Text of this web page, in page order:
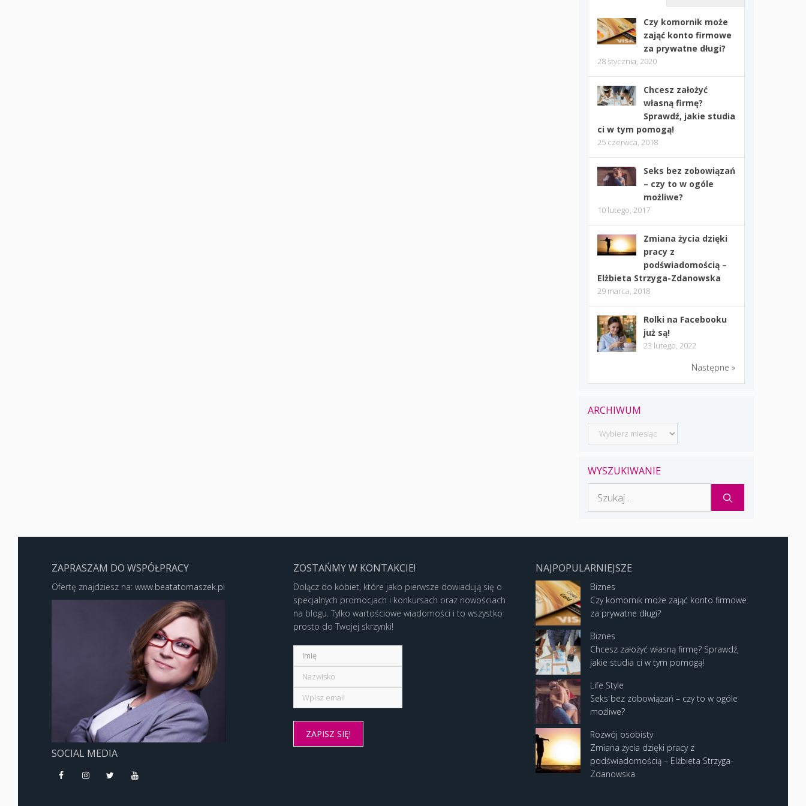
Czy komornik może
zająć konto firmowe
za prywatne długi?
28 stycznia, 2020
Chcesz założyć
własną firmę?
Sprawdź, jakie studia
ci w tym pomogą!
25 czerwca, 2018
Seks bez zobowiązań
– czy to w ogóle
możliwe?
10 lutego, 2017
Zmiana życia dzięki
pracy z
podświadomością –
Elżbieta Strzyga-Zdanowska
29 marca, 2018
Rolki na Facebooku
już są!
23 lutego, 2022
Następne »
ARCHIWUM
Archiwum
WYSZUKIWANIE
ZAPRASZAM DO WSPÓŁPRACY
Ofertę znajdziesz na: www.beatatomaszek.pl
SOCIAL MEDIA
ZOSTAŃMY W KONTAKCIE!
Dołącz do kobiet, które jako pierwsze dowiadują się o
specjalnych promocjach i konkursach oraz nowościach
na blogu. Tylko wartościowe wiadomości i to wszystko
prosto do Twojej skrzynki!
NAJPOPULARNIEJSZE
Biznes
Czy komornik może zająć konto firmowe
za prywatne długi?
Biznes
Chcesz założyć własną firmę? Sprawdź,
jakie studia ci w tym pomogą!
Life Style
Seks bez zobowiązań – czy to w ogóle
możliwe?
Rozwój osobisty
Zmiana życia dzięki pracy z
podświadomością – Elżbieta Strzyga-
Zdanowska